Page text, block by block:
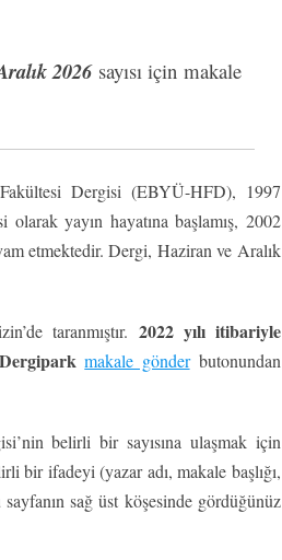
2026sayısı için makale
Dergisi (EBYÜ-HFD), 1997
yayın hayatına başlamış, 2002
etmektedir. Dergi, Haziran ve Aralık
taranmıştır. 2022 yılı itibariyle
Dergipark makale gönderbutonundan
belirli bir sayısına ulaşmak için
bir ifadeyi (yazar adı, makale başlığı,
sağ üst köşesinde gördüğünüz